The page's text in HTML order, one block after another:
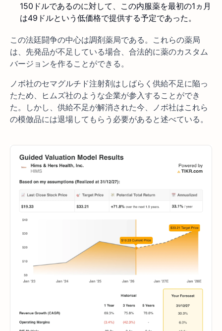
150ドルであるのに対して、この内服薬を最初の1ヵ月
は49ドルという低価格で提供する予定であった。
この法廷闘争の中心は調剤薬局である。これらの薬局
は、先発品が不足している場合、合法的に薬のカスタム
バージョンを作ることができる。
ノボ社のセマグルチド注射剤はしばらく供給不足に陥っ
たため、ヒムズ社のような企業が参入することができ
た。しかし、供給不足が解消された今、ノボ社はこれら
の模倣品には退場してもらう必要があると述べている。